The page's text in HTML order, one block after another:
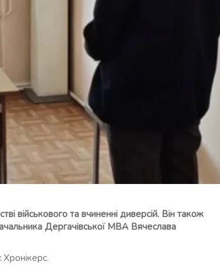
військового та вчиненні диверсій. Він також
Дергачівської МВА Вячеслава